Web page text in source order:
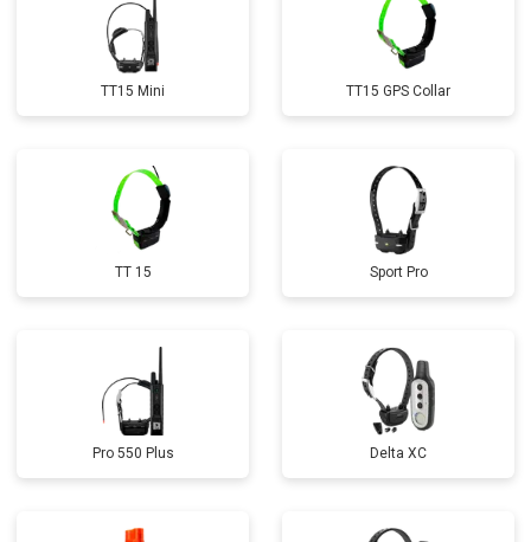
TT15 Mini TT15 GPS Collar
TT 15 Sport Pro
Pro 550 Plus Delta XC